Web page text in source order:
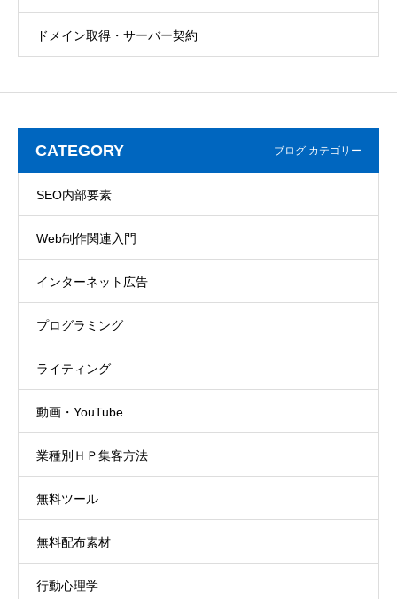
ドメイン取得・サーバー契約
CATEGORY ブログ カテゴリー
SEO内部要素
Web制作関連入門
インターネット広告
プログラミング
ライティング
動画・YouTube
業種別ＨＰ集客方法
無料ツール
無料配布素材
行動心理学